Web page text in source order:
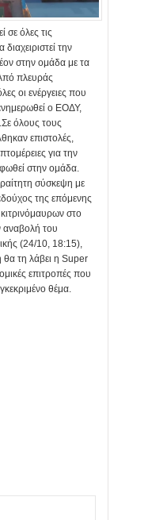
σε όλες τις
διαχειριστεί την
στην ομάδα με τα
πλευράς
οι ενέργειες που
ο ΕΟΔΥ,
όλους τους
επιστολές,
για την
στην ομάδα.
σύσκεψη με
της επόμενης
στο
του
(24/10, 18:15),
θα τη λάβει η Super
επιτροπές που
θέμα.